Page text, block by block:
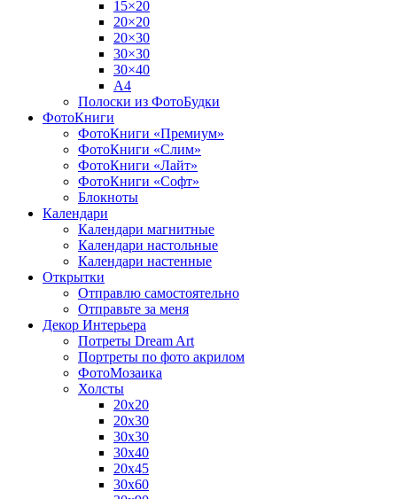
15×20
20×20
20×30
30×30
30×40
A4
Полоски из ФотоБудки
ФотоКниги
ФотоКниги «Премиум»
ФотоКниги «Слим»
ФотоКниги «Лайт»
ФотоКниги «Софт»
Блокноты
Календари
Календари магнитные
Календари настольные
Календари настенные
Открытки
Отправлю самостоятельно
Отправьте за меня
Декор Интерьера
Потреты Dream Art
Портреты по фото акрилом
ФотоМозаика
Холсты
20х20
20х30
30х30
30х40
20х45
30х60